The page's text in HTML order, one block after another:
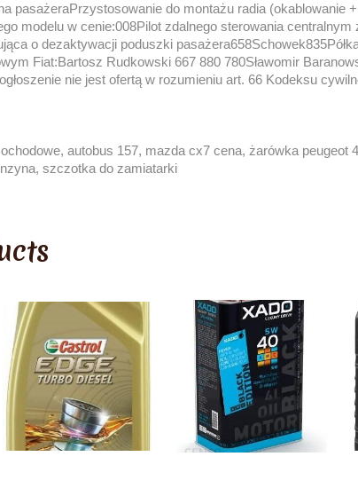
pasażeraPrzystosowanie do montażu radia (okablowanie
modelu w cenie:008Pilot zdalnego sterowania
o dezaktywacji poduszki
Fiat:Bartosz Rudkowski 667 880 780Sławomir
nie jest ofertą w rozumieniu art. 66 Kodeksu
autobus 157, mazda cx7 cena, żarówka peugeot
szczotka do zamiatarki